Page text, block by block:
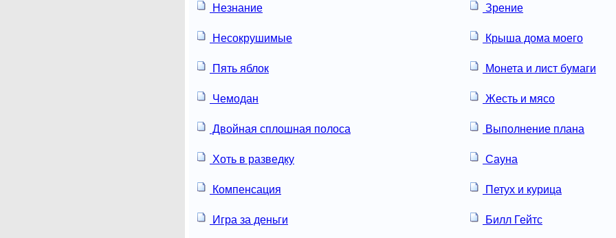
Незнание Зрение
Несокрушимые Крыша дома моего
Пять яблок Монета и лист бумаги
Чемодан Жесть и мясо
Двойная сплошная полоса Выполнение плана
Хоть в разведку Сауна
Компенсация Петух и курица
Игра за деньги Билл Гейтс